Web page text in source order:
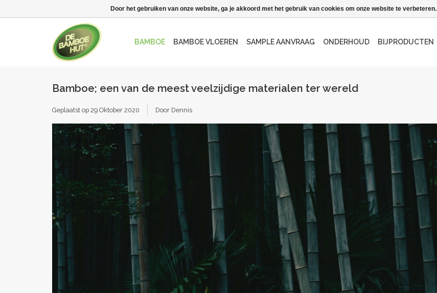
BAMBOE BAMBOE VLOEREN SAMPLE AANVRAAG ONDERHOUD BIJPRODUCTEN
Bamboe; een van de meest veelzijdige materialen ter wereld
Geplaatst op 29 Oktober 2020 Door Dennis
Door het gebruiken van onze website, ga je akkoord met het gebruik van cookies om onze website te verbeteren.